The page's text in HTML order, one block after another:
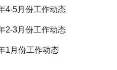
4-5月份工作动态
2-3月份工作动态
1月份工作动态